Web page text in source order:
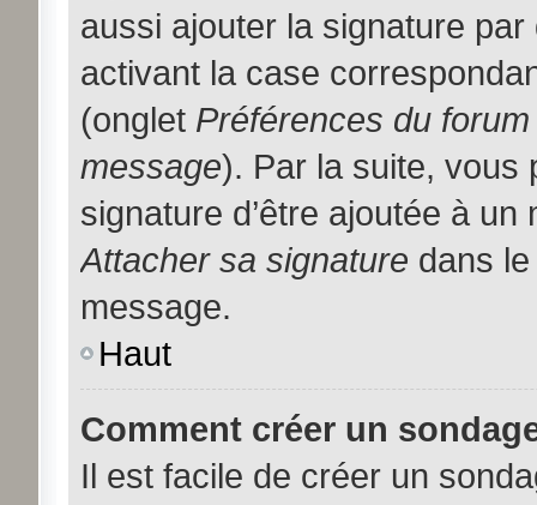
aussi ajouter la signature
activant la case
(onglet Préférences du
message). Par la suite, vous
signature d’être ajoutée à
Attacher sa signature dans
message.
Haut
Comment créer un
Il est facile de créer un